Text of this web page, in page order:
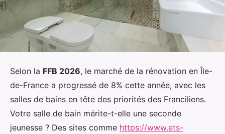
Selon la FFB 2026, le marché de la rénovation en Île-
de-France a progressé de 8% cette année, avec les
salles de bains en tête des priorités des Franciliens.
Votre salle de bain mérite-t-elle une seconde
jeunesse ? Des sites comme https://www.ets-